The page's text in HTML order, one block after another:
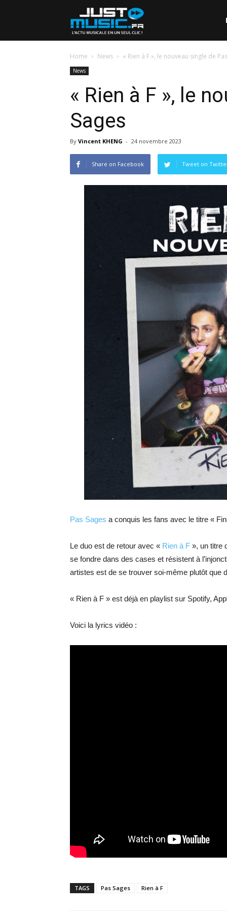
Home News « Rien à F », le nouveau single de
News
« Rien à F », le
Sages
By Vincent KHENG - 24 novembre 2023
Share on Facebook Tweet on
Pas Sages a conquis les fans avec le titre «
Le duo est de retour avec « Rien à F », un titre
se fondre dans des cases et résistent à
artistes est de se trouver soi-même plutôt que
« Rien à F » est déjà en playlist sur Spotify,
Voici la lyrics vidéo :
TAGS Pas Sages Rien à F